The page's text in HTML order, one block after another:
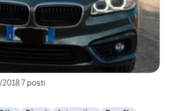
Bmw 218d Gran Tourer 09/2018 7 posti